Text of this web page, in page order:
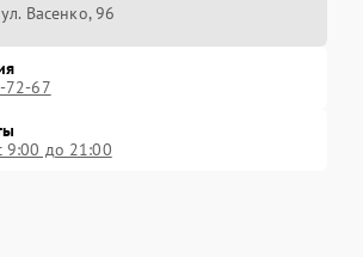
Васенко, 96
72-67
9:00 до 21:00